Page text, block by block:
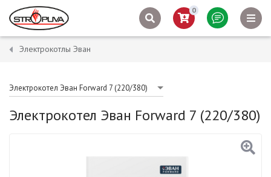
0
Электрокотлы Эван
Электрокотел Эван Forward 7 (220/380)
Электрокотел Эван Forward 7 (220/380)